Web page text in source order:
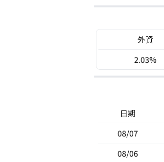
外資
2.03%
日期
08/07
08/06